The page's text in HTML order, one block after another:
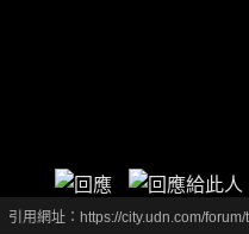
引用網址：https://city.udn.com/